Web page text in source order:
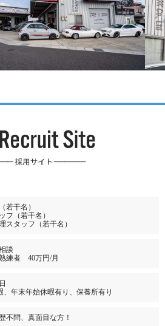
若干名）
フ（若干名）
スタッフ（若干名）
談
練者 40万円/月
、年末年始休暇有り、保養所有り
不問、真面目な方！